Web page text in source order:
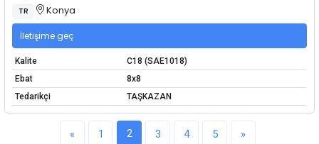
TR Konya
İletişime geç
Kalite
C18 (SAE1018)
Ebat
8x8
Tedarikçi
TAŞKAZAN
« 1 2 3 4 5 »